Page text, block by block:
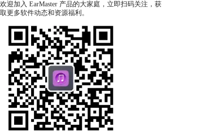
欢迎加入 EarMaster 产品的大家庭，立即扫码关注，获
取更多软件动态和资源福利。